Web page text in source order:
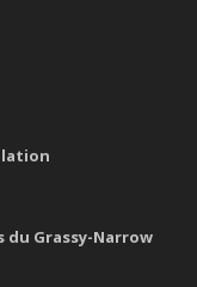
Grassy-Narrow